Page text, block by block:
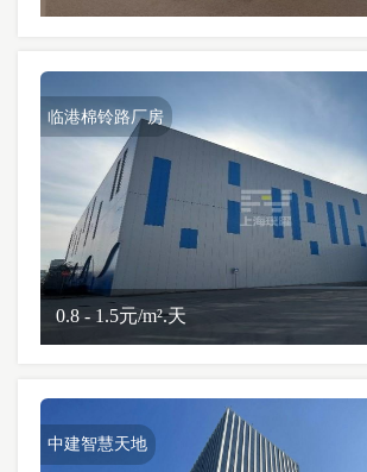
临港棉铃路厂房
0.8 - 1.5元/m².天
中建智慧天地